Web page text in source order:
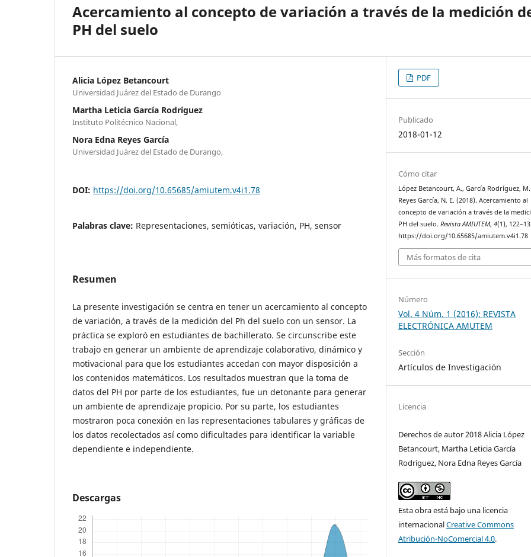
Acercamiento al concepto de variación a través de la medición
PH del suelo
Alicia López Betancourt
Universidad Juárez del Estado de Durango
Martha Leticia García Rodríguez
Instituto Politécnico Nacional,
Nora Edna Reyes García
Universidad Juárez del Estado de Durango,
DOI: https://doi.org/10.65685/amiutem.v4i1.78
Palabras clave: Representaciones, semióticas, variación, PH, sensor
Resumen
La presente investigación se centra en tener un acercamiento al concepto
de variación, a través de la medición del Ph del suelo con un sensor. La
práctica se exploró en estudiantes de bachillerato. Se circunscribe este
trabajo en generar un ambiente de aprendizaje colaborativo, dinámico y
motivacional para que los estudiantes accedan con mayor disposición a
los contenidos matemáticos. Los resultados muestran que la toma de
datos del PH por parte de los estudiantes, fue un detonante para generar
un ambiente de aprendizaje propicio. Por su parte, los estudiantes
mostraron poca conexión en las representaciones tabulares y gráficas de
los datos recolectados así como dificultades para identificar la variable
dependiente e independiente.
Descargas
PDF
Publicado
2018-01-12
Cómo citar
López Betancourt, A., García Rodríguez,
Reyes García, N. E. (2018). Acercamiento al
concepto de variación a través de la
PH del suelo.Revista AMIUTEM,4(1),
https://doi.org/10.65685/amiutem.v4i1.78
Más formatos de cita
Número
Vol. 4 Núm. 1 (2016): REVISTA
ELECTRÓNICA AMUTEM
Sección
Artículos de Investigación
Licencia
Derechos de autor 2018 Alicia López
Betancourt, Martha Leticia García
Rodríguez, Nora Edna Reyes García
Esta obra está bajo una licencia
internacionalCreative Commons
Atribución-NoComercial 4.0.